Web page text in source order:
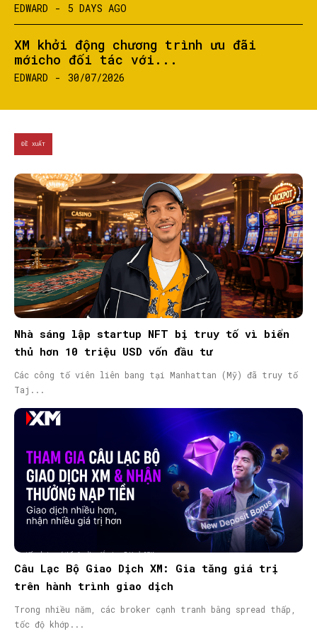
EDWARD - 5 DAYS AGO
XM khởi động chương trình ưu đãi
mớicho đối tác với...
EDWARD - 30/07/2026
ĐỀ XUẤT
Nhà sáng lập startup NFT bị truy tố vì biển
thủ hơn 10 triệu USD vốn đầu tư
Các công tố viên liên bang tại Manhattan (Mỹ) đã truy tố
Taj...
Câu Lạc Bộ Giao Dịch XM: Gia tăng giá trị
trên hành trình giao dịch
Trong nhiều năm, các broker cạnh tranh bằng spread thấp,
tốc độ khớp...